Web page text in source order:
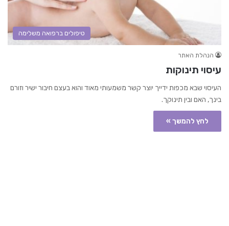
טיפולים ברפואה משלימה
הנהלת האתר
עיסוי תינוקות
העיסוי שבא מכפות ידייך יוצר קשר משמעותי מאוד והוא בעצם חיבור ישיר וזורם
בינך, האם ובין תינוקך.
לחץ להמשך »